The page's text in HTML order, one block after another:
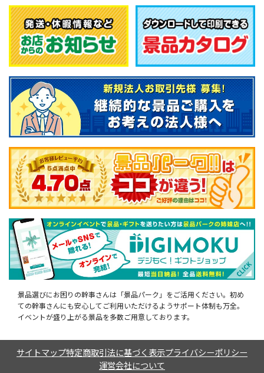
景品選びにお困りの幹事さんは「景品パーク」をご活用ください。初め
ての幹事さんにも安心してご利用いただけるようサポート体制も万全。
イベントが盛り上がる景品を多数ご用意しております。
サイトマップ特定商取引法に基づく表示プライバシーポリシー
運営会社について